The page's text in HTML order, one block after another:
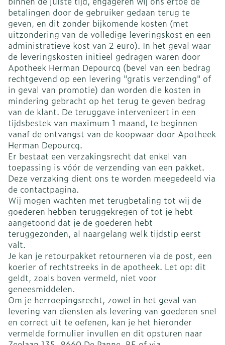
betalingen door de gebruiker gedaan terug te
geven, en dit zonder bijkomende kosten (met
uitzondering van de volledige leveringskost en een
administratieve kost van 2 euro). In het geval waar
de leveringskosten initieel gedragen waren door
Apotheek Herman Depourcq (bevel van een bedrag
rechtgevend op een levering "gratis verzending" of
in geval van promotie) dan worden die kosten in
mindering gebracht op het terug te geven bedrag
van de klant. De teruggave intervenieert in een
tijdsbestek van maximum 1 maand, te beginnen
vanaf de ontvangst van de koopwaar door Apotheek
Herman Depourcq.
Er bestaat een verzakingsrecht dat enkel van
toepassing is vóór de verzending van een pakket.
Deze verzaking dient ons te worden meegedeeld via
de contactpagina.
Wij mogen wachten met terugbetaling tot wij de
goederen hebben teruggekregen of tot je hebt
aangetoond dat je de goederen hebt
teruggezonden, al naargelang welk tijdstip eerst
valt.
Je kan je retourpakket retourneren via de post, een
koerier of rechtstreeks in de apotheek. Let op: dit
geldt, zoals boven vermeld, niet voor
geneesmiddelen.
Om je herroepingsrecht, zowel in het geval van
levering van diensten als levering van goederen snel
en correct uit te oefenen, kan je het hieronder
vermelde formulier invullen en dit opsturen naar